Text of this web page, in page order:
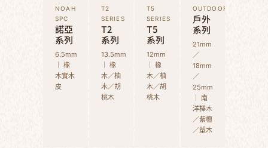
NOAH
SPC
諾亞
系列
6.5mm
｜ 橡
木實木
皮
T2
SERIES
T2
系列
13.5mm
｜ 橡
木／柚
木／胡
桃木
T5
SERIES
T5
系列
12mm
｜ 橡
木／柚
木／胡
桃木
OUTDOOR
戶外
系列
21mm
／
18mm
／
25mm
｜ 南
洋櫸木
／紫檀
／塑木